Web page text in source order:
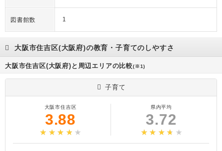
図書館数 1
大阪市住吉区(大阪府)の教育・子育てのしやすさ
大阪市住吉区(大阪府)と周辺エリアの比較(※1)
子育て
大阪市住吉区
3.88
県内平均
3.72